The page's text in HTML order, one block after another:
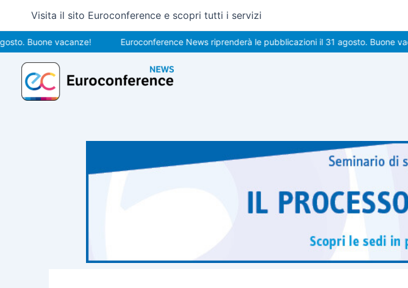
contenuto
Visita il sito Euroconference e scopri tutti i servizi
vacanze! Euroconference News riprenderà le pubblicazioni il 31 agosto. Buone vacanze!